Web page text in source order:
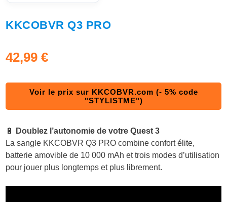
KKCOBVR Q3 PRO
42,99€
Voir le prix sur KKCOBVR.com (- 5% code
"STYLISTME")
🔋
Doublez l’autonomie de votre Quest 3
La sangle KKCOBVR Q3 PRO combine confort élite,
batterie amovible de 10 000 mAh et trois modes d’utilisation
pour jouer plus longtemps et plus librement.